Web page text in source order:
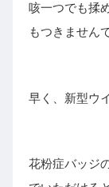
咳一つでも揉
もつきません
早く、新型ウ
花粉症バッジ